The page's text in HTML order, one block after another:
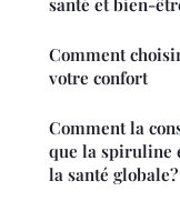
Comment
votre confort
Comment la
que la spiruline
la santé globale?